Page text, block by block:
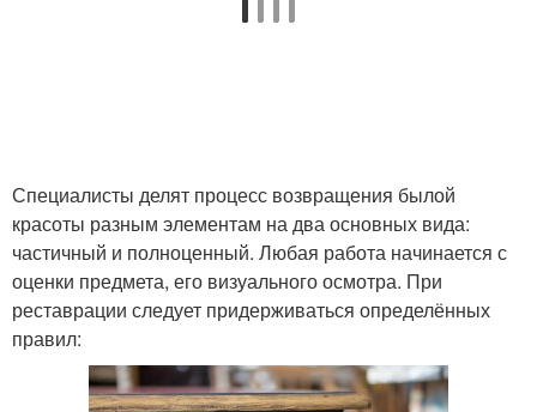
Специалисты делят процесс возвращения былой
красоты разным элементам на два основных вида:
частичный и полноценный. Любая работа начинается с
оценки предмета, его визуального осмотра. При
реставрации следует придерживаться определённых
правил: